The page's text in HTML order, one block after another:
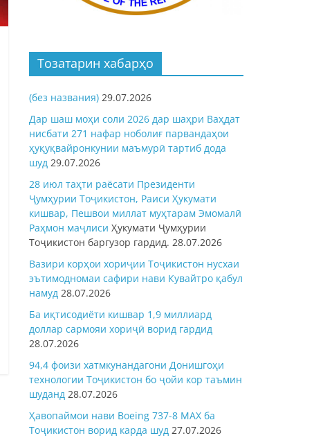
Тозатарин хабарҳо
(без названия) 29.07.2026
Дар шаш моҳи соли 2026 дар шаҳри Ваҳдат
нисбати 271 нафар ноболиғ парвандаҳои
ҳуқуқвайронкунии маъмурӣ тартиб дода
шуд 29.07.2026
28 июл таҳти раёсати Президенти
Ҷумҳурии Тоҷикистон, Раиси Ҳукумати
кишвар, Пешвои миллат муҳтарам Эмомалӣ
Раҳмон маҷлиси Ҳукумати Ҷумҳурии
Тоҷикистон баргузор гардид. 28.07.2026
Вазири корҳои хориҷии Тоҷикистон нусхаи
эътимодномаи сафири нави Кувайтро қабул
намуд 28.07.2026
Ба иқтисодиёти кишвар 1,9 миллиард
доллар сармояи хориҷӣ ворид гардид
28.07.2026
94,4 фоизи хатмкунандагони Донишгоҳи
технологии Тоҷикистон бо ҷойи кор таъмин
шуданд 28.07.2026
Ҳавопаймои нави Boeing 737-8 MAX ба
Тоҷикистон ворид карда шуд 27.07.2026